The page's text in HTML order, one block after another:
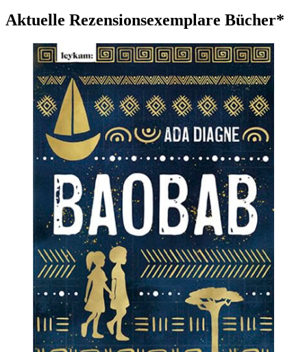
Aktuelle Rezensionsexemplare Bücher*